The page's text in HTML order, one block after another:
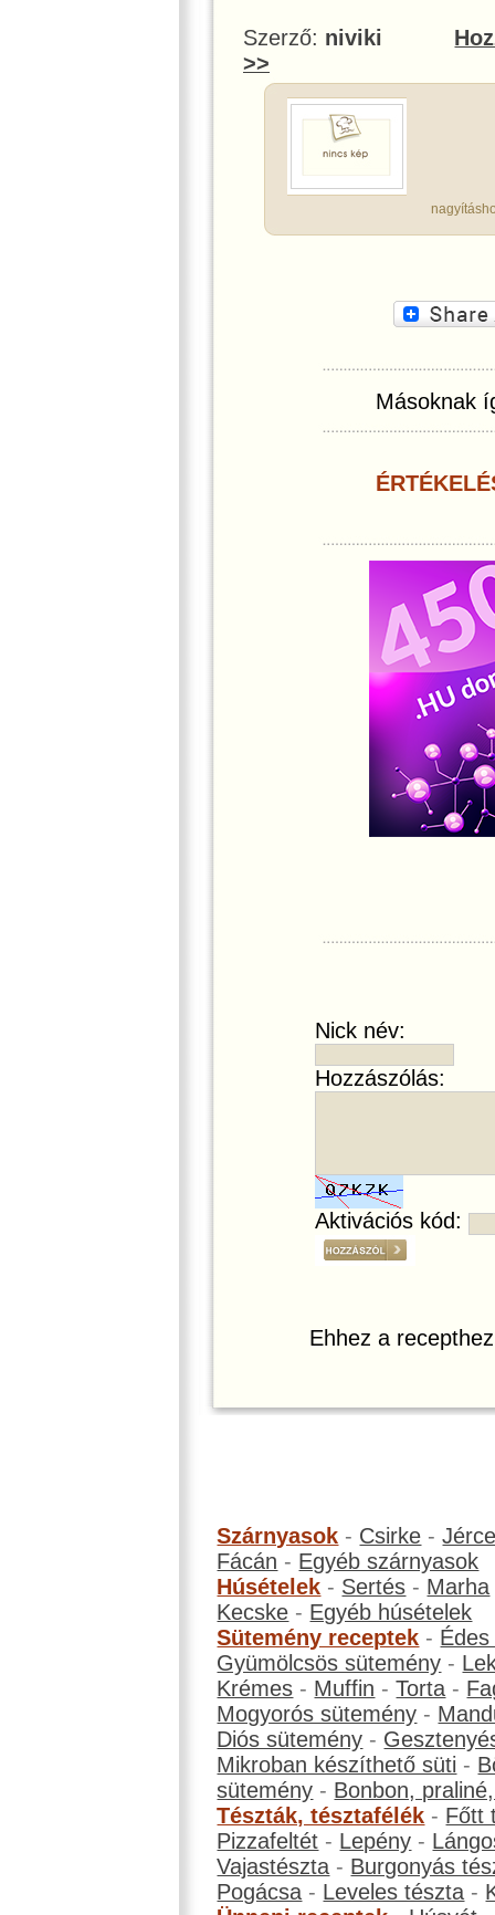
Szerző: niviki
>>
Másoknak
Nick név:
Hozzászólás:
Aktivációs kód:
Ehhez a
Szárnyasok - Csirke -
Fácán - Egyéb szárnyasok
Húsételek - Sertés - Marha
Kecske - Egyéb húsételek
Sütemény receptek -
Gyümölcsös sütemény -
Krémes - Muffin -Torta -
Mogyorós sütemény -
Diós sütemény -
Mikroban készíthető süti -
sütemény - Bonbon,
Tészták, tésztafélék - Főtt
Pizzafeltét - Lepény -
Vajastészta - Burgonyás
Pogácsa - Leveles tészta -